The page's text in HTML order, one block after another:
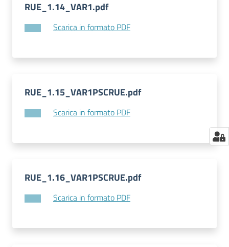
RUE_1.14_VAR1.pdf
Scarica in formato PDF
RUE_1.15_VAR1PSCRUE.pdf
Scarica in formato PDF
RUE_1.16_VAR1PSCRUE.pdf
Scarica in formato PDF